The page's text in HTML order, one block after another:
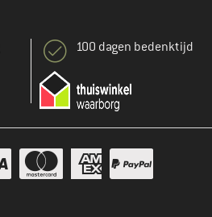
100 dagen bedenktijd